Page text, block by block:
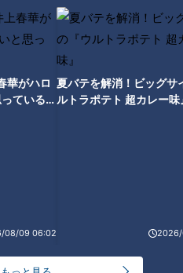
華がハロ
ている人
08/09 06:02
夏バテを解消！ビッグサ
ルトラポテト 超カレー味
2026/
ら謎を解明する旅